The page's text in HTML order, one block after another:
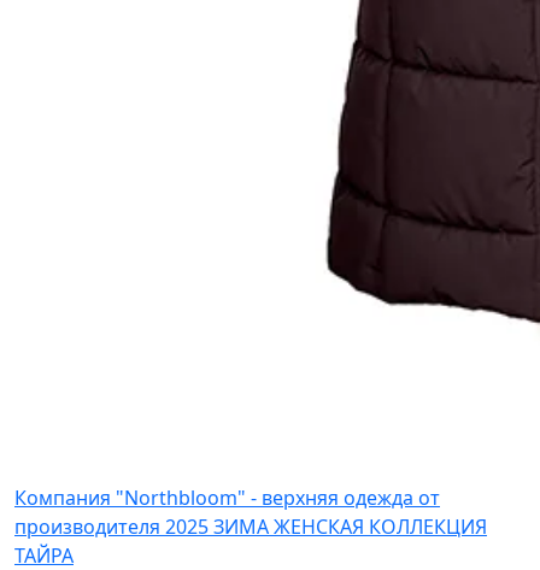
Компания "Northbloom" - верхняя одежда от
производителя 2025 ЗИМА ЖЕНСКАЯ КОЛЛЕКЦИЯ
ТАЙРА